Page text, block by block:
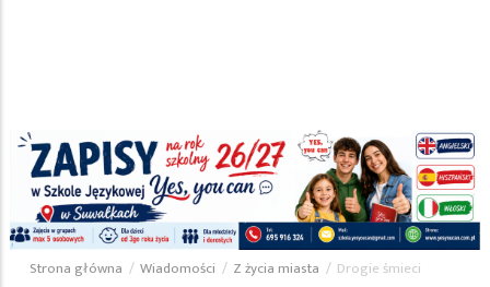
Strona główna / Wiadomości / Z życia miasta / Drogie śmieci